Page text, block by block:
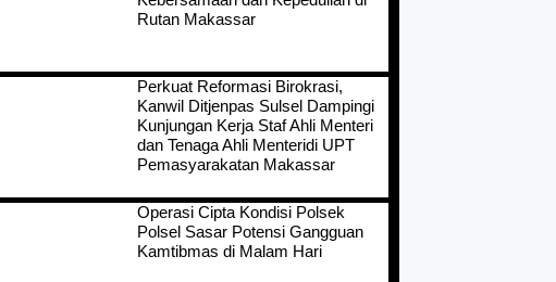
Rutan Makassar
Perkuat Reformasi Birokrasi,
Kanwil Ditjenpas Sulsel Dampingi
Kunjungan Kerja Staf Ahli Menteri
dan Tenaga Ahli Menteridi UPT
Pemasyarakatan Makassar
Operasi Cipta Kondisi Polsek
Polsel Sasar Potensi Gangguan
Kamtibmas di Malam Hari